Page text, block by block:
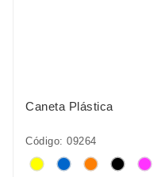
Caneta Plástica
Código: 09264